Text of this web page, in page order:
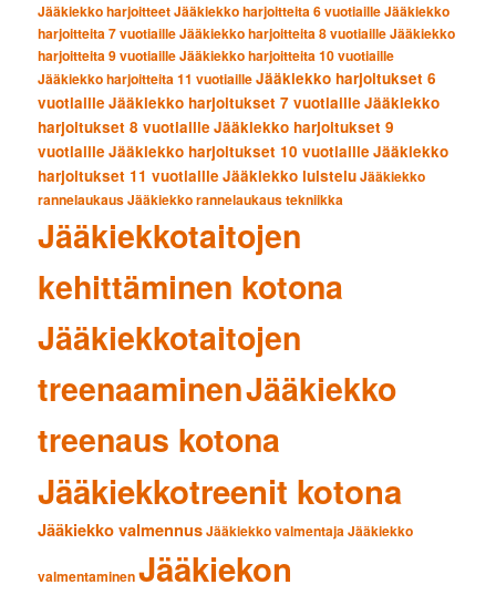
Jääkiekko harjoitteetJääkiekko harjoitteita 6 vuotiailleJääkiekko
harjoitteita 7 vuotiailleJääkiekko harjoitteita 8 vuotiailleJääkiekko
harjoitteita 9 vuotiailleJääkiekko harjoitteita 10 vuotiaille
Jääkiekko harjoitteita 11 vuotiailleJääkiekko harjoitukset 6
vuotiaille Jääkiekko harjoitukset 7 vuotiaille Jääkiekko
harjoitukset 8 vuotiaille Jääkiekko harjoitukset 9
vuotiaille Jääkiekko harjoitukset 10 vuotiaille Jääkiekko
harjoitukset 11 vuotiaille Jääkiekko luisteluJääkiekko
rannelaukausJääkiekko rannelaukaus tekniikka
Jääkiekkotaitojen
kehittäminen kotona
Jääkiekkotaitojen
treenaaminenJääkiekko
treenaus kotona
Jääkiekkotreenit kotona
Jääkiekko valmennusJääkiekko valmentajaJääkiekko
valmentaminenJääkiekon